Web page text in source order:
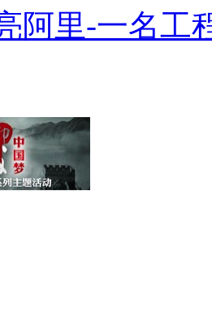
阿里-一名工